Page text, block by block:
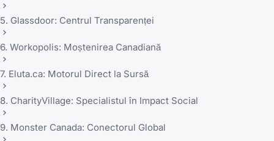
5. Glassdoor: Centrul Transparenței
6. Workopolis: Moștenirea Canadiană
7. Eluta.ca: Motorul Direct la Sursă
8. CharityVillage: Specialistul în Impact Social
9. Monster Canada: Conectorul Global